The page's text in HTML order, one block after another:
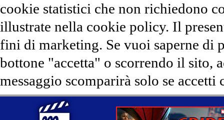
cookie statistici che non richiedono
illustrate nella cookie policy. Il
fini di marketing. Se vuoi saperne di
bottone "accetta" o scorrendo il sito,
messaggio scomparirà solo se